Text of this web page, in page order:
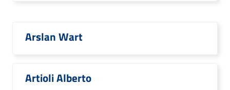
Arslan Wart
Artioli Alberto